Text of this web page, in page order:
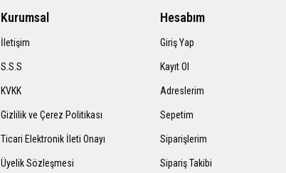
Kurumsal
İletişim
S.S.S
KVKK
Gizlilik ve Çerez Politikası
Ticari Elektronik İleti Onayı
Üyelik Sözleşmesi
Hesabım
Giriş Yap
Kayıt Ol
Adreslerim
Sepetim
Siparişlerim
Sipariş Takibi